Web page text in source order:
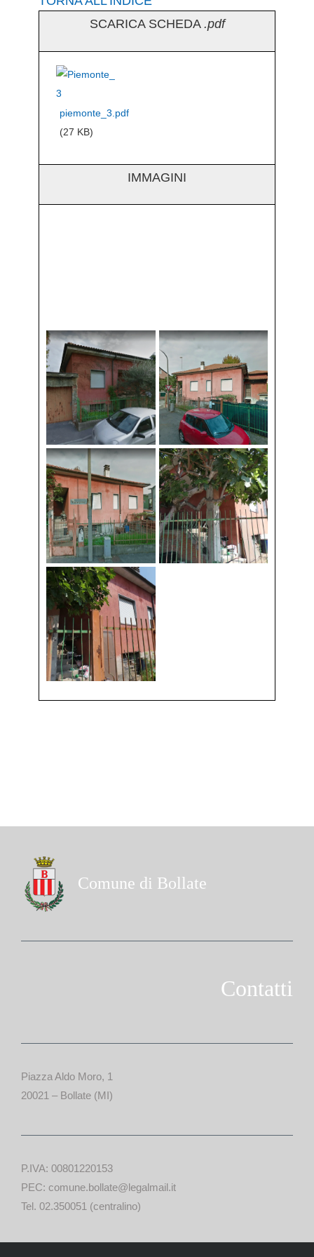
SCARICA SCHEDA .pdf
piemonte_3.pdf
(27 KB)
IMMAGINI
Comune di Bollate
Contatti
Piazza Aldo Moro, 1
20021 – Bollate (MI)
P.IVA: 00801220153
PEC: comune.bollate@legalmail.it
Tel. 02.350051 (centralino)